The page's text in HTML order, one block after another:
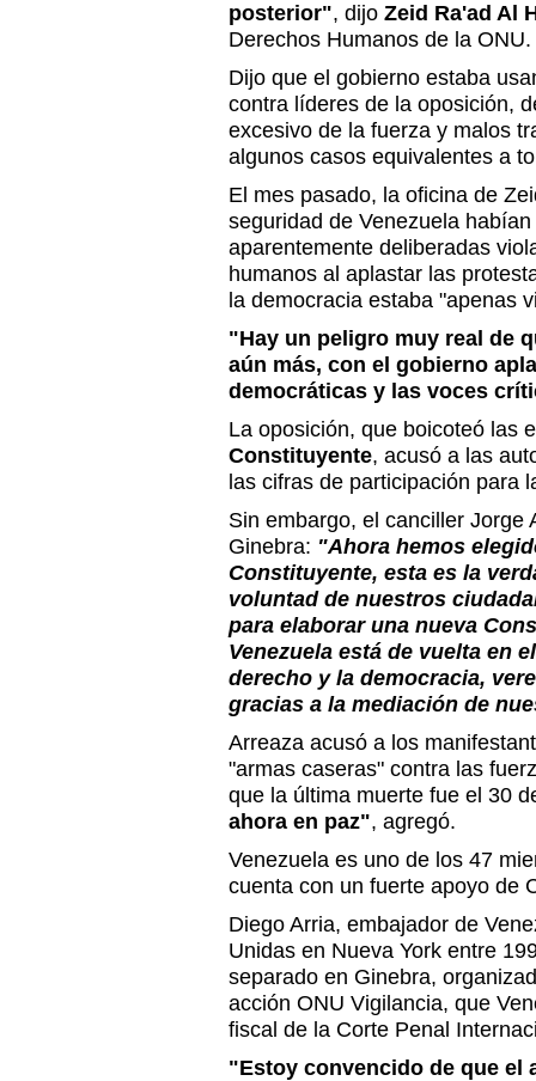
posterior", dijo Zeid Ra'ad Al
Derechos Humanos de la ONU.
Dijo que el gobierno estaba
contra líderes de la oposición,
excesivo de la fuerza y malos
algunos casos equivalentes a
El mes pasado, la oficina de
seguridad de Venezuela
aparentemente deliberadas
humanos al aplastar las
la democracia estaba "apenas
"Hay un peligro muy real de
aún más, con el gobierno
democráticas y las voces
La oposición, que boicoteó las
Constituyente, acusó a las
las cifras de participación para
Sin embargo, el canciller Jorge
Ginebra: "Ahora hemos
Constituyente, esta es la
voluntad de nuestros
para elaborar una nueva
Venezuela está de vuelta en
derecho y la democracia,
gracias a la mediación de
Arreaza acusó a los
"armas caseras" contra las
que la última muerte fue el 30
ahora en paz", agregó.
Venezuela es uno de los 47
cuenta con un fuerte apoyo de
Diego Arria, embajador de
Unidas en Nueva York entre
separado en Ginebra,
acción ONU Vigilancia, que
fiscal de la Corte Penal
"Estoy convencido de que el